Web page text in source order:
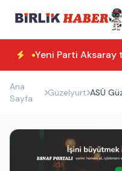
Yeni Parti Aksaray
Ana
Sayfa
Güzelyurt ASÜ